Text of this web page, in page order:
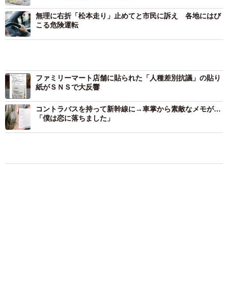
無理に右折「松本走り」止めてと市民に訴え 各地にはび
こる危険運転
ファミリーマート店舗に貼られた「人種差別抗議」の貼り
紙がＳＮＳで大反響
コントラバスを持って新幹線に→車掌から素敵なメモが…
「僕は恋に落ちました」